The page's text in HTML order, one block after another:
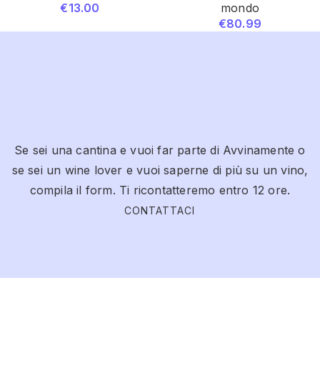
€13.00
mondo
€80.99
Se sei una cantina e vuoi far parte di Avvinamente o
se sei un wine lover e vuoi saperne di più su un vino,
compila il form. Ti ricontatteremo entro 12 ore.
CONTATTACI